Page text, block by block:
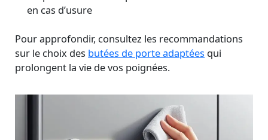
en cas d’usure
Pour approfondir, consultez les recommandations
sur le choix des butées de porte adaptées qui
prolongent la vie de vos poignées.